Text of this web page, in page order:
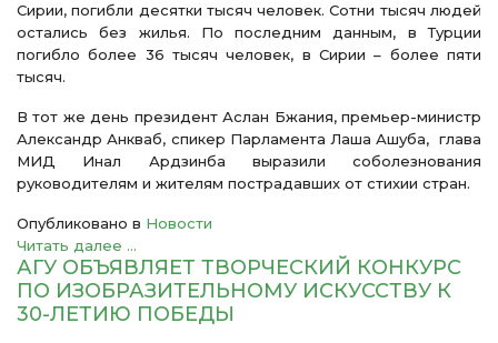
Сирии, погибли десятки тысяч человек. Сотни тысяч людей
остались без жилья. По последним данным, в Турции
погибло более 36 тысяч человек, в Сирии – более пяти
тысяч.
В тот же день президент Аслан Бжания, премьер-министр
Александр Анкваб, спикер Парламента Лаша Ашуба, глава
МИД Инал Ардзинба выразили соболезнования
руководителям и жителям пострадавших от стихии стран.
Опубликовано в Новости
Читать далее ...
АГУ ОБЪЯВЛЯЕТ ТВОРЧЕСКИЙ КОНКУРС
ПО ИЗОБРАЗИТЕЛЬНОМУ ИСКУССТВУ К
30-ЛЕТИЮ ПОБЕДЫ